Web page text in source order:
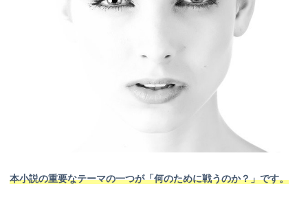
本小説の重要なテーマの一つが「何のために戦うのか？」です。